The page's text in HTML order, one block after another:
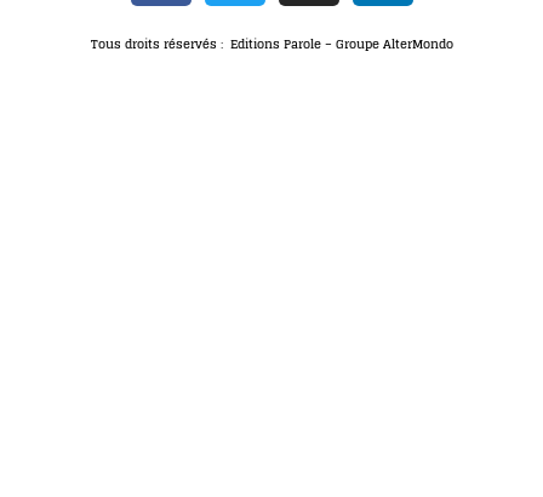
Tous droits réservés : Editions Parole – Groupe AlterMondo